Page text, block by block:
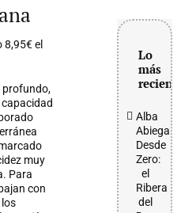
8,95€ el
profundo,
muy
Para
con
Lo
más
reciente
Alba
Abiega
Desde
Zero:
el
Ribera
del